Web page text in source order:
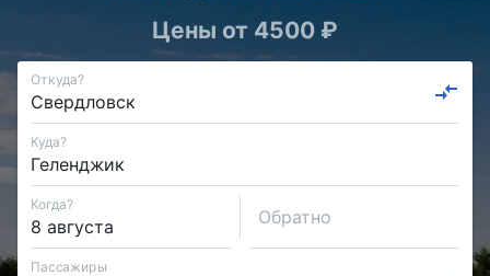
Цены от 4500 ₽
Откуда?
Куда?
Когда?
Обратно
Пассажиры